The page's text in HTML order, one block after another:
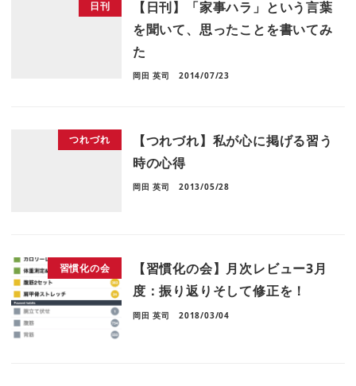
日刊
【日刊】「家事ハラ」という言葉
を聞いて、思ったことを書いてみ
た
岡田 英司 2014/07/23
つれづれ
【つれづれ】私が心に掲げる習う
時の心得
岡田 英司 2013/05/28
習慣化の会
【習慣化の会】月次レビュー3月
度：振り返りそして修正を！
岡田 英司 2018/03/04